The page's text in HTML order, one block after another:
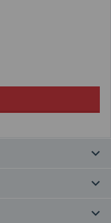
1902, unde a fost
o parte din